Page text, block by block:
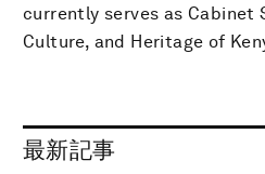
currently serves as Cabinet
Culture, and Heritage of
最新記事